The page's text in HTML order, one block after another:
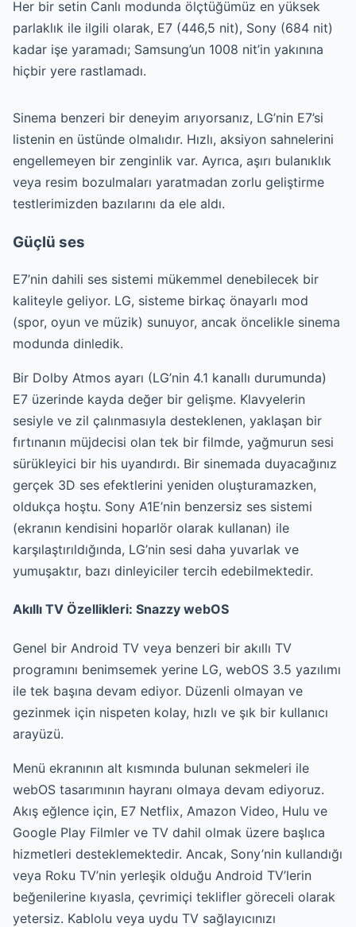
Her bir setin Canlı modunda ölçtüğümüz en yüksek
parlaklık ile ilgili olarak, E7 (446,5 nit), Sony (684 nit)
kadar işe yaramadı; Samsung’un 1008 nit’in yakınına
hiçbir yere rastlamadı.
Sinema benzeri bir deneyim arıyorsanız, LG’nin E7’si
listenin en üstünde olmalıdır. Hızlı, aksiyon sahnelerini
engellemeyen bir zenginlik var. Ayrıca, aşırı bulanıklık
veya resim bozulmaları yaratmadan zorlu geliştirme
testlerimizden bazılarını da ele aldı.
Güçlü ses
E7’nin dahili ses sistemi mükemmel denebilecek bir
kaliteyle geliyor. LG, sisteme birkaç önayarlı mod
(spor, oyun ve müzik) sunuyor, ancak öncelikle sinema
modunda dinledik.
Bir Dolby Atmos ayarı (LG’nin 4.1 kanallı durumunda)
E7 üzerinde kayda değer bir gelişme. Klavyelerin
sesiyle ve zil çalınmasıyla desteklenen, yaklaşan bir
fırtınanın müjdecisi olan tek bir filmde, yağmurun sesi
sürükleyici bir his uyandırdı. Bir sinemada duyacağınız
gerçek 3D ses efektlerini yeniden oluşturamazken,
oldukça hoştu. Sony A1E’nin benzersiz ses sistemi
(ekranın kendisini hoparlör olarak kullanan) ile
karşılaştırıldığında, LG’nin sesi daha yuvarlak ve
yumuşaktır, bazı dinleyiciler tercih edebilmektedir.
Akıllı TV Özellikleri: Snazzy webOS
Genel bir Android TV veya benzeri bir akıllı TV
programını benimsemek yerine LG, webOS 3.5 yazılımı
ile tek başına devam ediyor. Düzenli olmayan ve
gezinmek için nispeten kolay, hızlı ve şık bir kullanıcı
arayüzü.
Menü ekranının alt kısmında bulunan sekmeleri ile
webOS tasarımının hayranı olmaya devam ediyoruz.
Akış eğlence için, E7 Netflix, Amazon Video, Hulu ve
Google Play Filmler ve TV dahil olmak üzere başlıca
hizmetleri desteklemektedir. Ancak, Sony’nin kullandığı
veya Roku TV’nin yerleşik olduğu Android TV’lerin
beğenilerine kıyasla, çevrimiçi teklifler göreceli olarak
yetersiz. Kablolu veya uydu TV sağlayıcınızı